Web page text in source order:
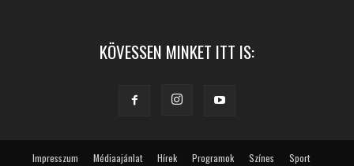
KÖVESSEN MINKET ITT IS:
Impresszum Médiaajánlat Hírek Programok Színes Sport